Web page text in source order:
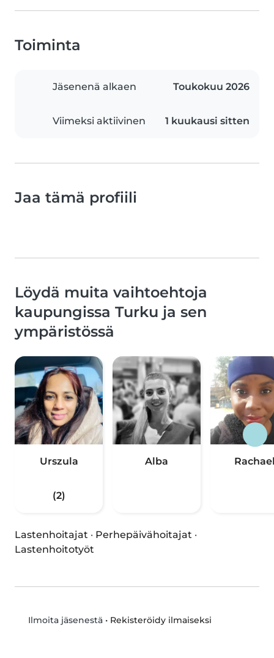
Toiminta
Jäsenenä alkaen Toukokuu 2026
Viimeksi aktiivinen 1 kuukausi sitten
Jaa tämä profiili
Löydä muita vaihtoehtoja
kaupungissa Turku ja sen
ympäristössä
Urszula
(2)
Alba
Lastenhoitajat · Perhepäivähoitajat ·
Lastenhoitotyöt
Ilmoita jäsenestä• Rekisteröidy ilmaiseksi